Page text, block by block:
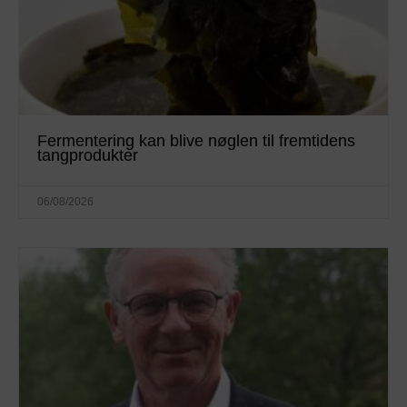
Fermentering kan blive nøglen til fremtidens
tangprodukter
06/08/2026